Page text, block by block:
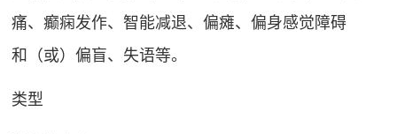
痛、癫痫发作、智能减退、偏瘫、偏身感觉障碍
和（或）偏盲、失语等。
类型